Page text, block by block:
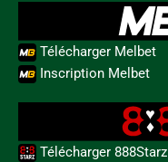
Télécharger Melbet
Inscription Melbet
Télécharger 888Starz